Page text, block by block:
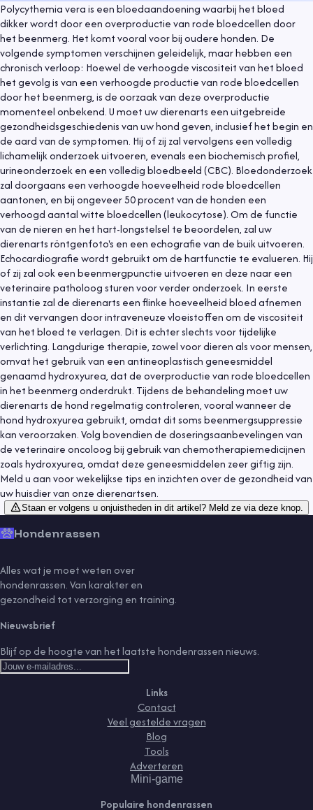
Polycythemia vera is een bloedaandoening waarbij het bloed
dikker wordt door een overproductie van rode bloedcellen door
het beenmerg. Het komt vooral voor bij oudere honden. De
volgende symptomen verschijnen geleidelijk, maar hebben een
chronisch verloop: Hoewel de verhoogde viscositeit van het bloed
het gevolg is van een verhoogde productie van rode bloedcellen
door het beenmerg, is de oorzaak van deze overproductie
momenteel onbekend. U moet uw dierenarts een uitgebreide
gezondheidsgeschiedenis van uw hond geven, inclusief het begin en
de aard van de symptomen. Hij of zij zal vervolgens een volledig
lichamelijk onderzoek uitvoeren, evenals een biochemisch profiel,
urineonderzoek en een volledig bloedbeeld (CBC). Bloedonderzoek
zal doorgaans een verhoogde hoeveelheid rode bloedcellen
aantonen, en bij ongeveer 50 procent van de honden een
verhoogd aantal witte bloedcellen (leukocytose). Om de functie
van de nieren en het hart-longstelsel te beoordelen, zal uw
dierenarts röntgenfoto's en een echografie van de buik uitvoeren.
Echocardiografie wordt gebruikt om de hartfunctie te evalueren. Hij
of zij zal ook een beenmergpunctie uitvoeren en deze naar een
veterinaire patholoog sturen voor verder onderzoek. In eerste
instantie zal de dierenarts een flinke hoeveelheid bloed afnemen
en dit vervangen door intraveneuze vloeistoffen om de viscositeit
van het bloed te verlagen. Dit is echter slechts voor tijdelijke
verlichting. Langdurige therapie, zowel voor dieren als voor mensen,
omvat het gebruik van een antineoplastisch geneesmiddel
genaamd hydroxyurea, dat de overproductie van rode bloedcellen
in het beenmerg onderdrukt. Tijdens de behandeling moet uw
dierenarts de hond regelmatig controleren, vooral wanneer de
hond hydroxyurea gebruikt, omdat dit soms beenmergsuppressie
kan veroorzaken. Volg bovendien de doseringsaanbevelingen van
de veterinaire oncoloog bij gebruik van chemotherapiemedicijnen
zoals hydroxyurea, omdat deze geneesmiddelen zeer giftig zijn.
Meld u aan voor wekelijkse tips en inzichten over de gezondheid van
uw huisdier van onze dierenartsen.
Staan er volgens u onjuistheden in dit artikel? Meld ze via deze knop.
Hondenrassen
Alles wat je moet weten over
hondenrassen. Van karakter en
gezondheid tot verzorging en training.
Nieuwsbrief
Blijf op de hoogte van het laatste hondenrassen nieuws.
Links
Contact
Veel gestelde vragen
Blog
Tools
Adverteren
Mini-game
Populaire hondenrassen